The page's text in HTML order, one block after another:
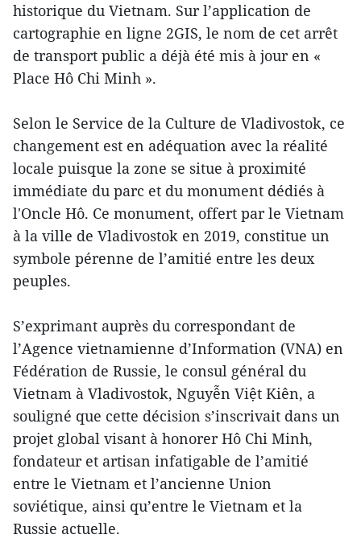
historique du Vietnam. Sur l’application de
cartographie en ligne 2GIS, le nom de cet arrêt
de transport public a déjà été mis à jour en «
Place Hô Chi Minh ».
Selon le Service de la Culture de Vladivostok, ce
changement est en adéquation avec la réalité
locale puisque la zone se situe à proximité
immédiate du parc et du monument dédiés à
l'Oncle Hô. Ce monument, offert par le Vietnam
à la ville de Vladivostok en 2019, constitue un
symbole pérenne de l’amitié entre les deux
peuples.
S’exprimant auprès du correspondant de
l’Agence vietnamienne d’Information (VNA) en
Fédération de Russie, le consul général du
Vietnam à Vladivostok, Nguyễn Việt Kiên, a
souligné que cette décision s’inscrivait dans un
projet global visant à honorer Hô Chi Minh,
fondateur et artisan infatigable de l’amitié
entre le Vietnam et l’ancienne Union
soviétique, ainsi qu’entre le Vietnam et la
Russie actuelle.